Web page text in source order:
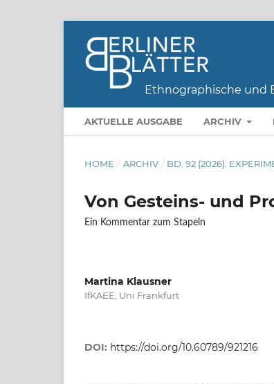
AKTUELLE AUSGABE ARCHIV
HOME / ARCHIV / BD. 92 (2026):
Von Gesteins- und
Ein Kommentar zum Stapeln
Martina Klausner
IfKAEE, Uni Frankfurt
DOI: https://doi.org/10.60789/921216